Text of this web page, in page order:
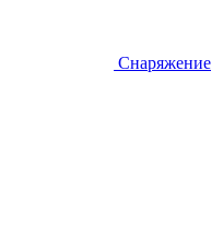
Снаряжение